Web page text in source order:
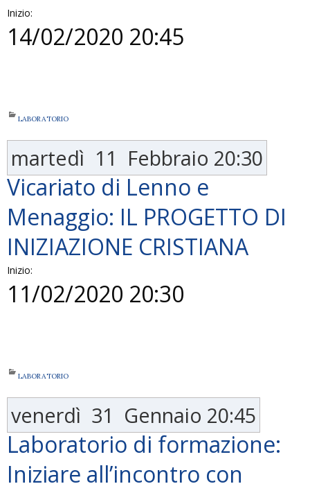
Inizio:
14/02/2020 20:45
LABORATORIO
martedì 11 Febbraio 20:30
Vicariato di Lenno e
Menaggio: IL PROGETTO DI
INIZIAZIONE CRISTIANA
Inizio:
11/02/2020 20:30
LABORATORIO
venerdì 31 Gennaio 20:45
Laboratorio di formazione:
Iniziare all’incontro con